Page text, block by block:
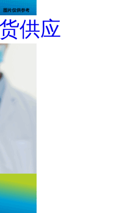
供应